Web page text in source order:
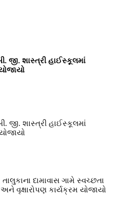
જી. શાસ્ત્રી હાઈસ્કૂલમાં
જી. શાસ્ત્રી હાઈસ્કૂલમાં
દામાવાસ ગામે સ્વચ્છતા
વૃક્ષારોપણ કાર્યક્રમ યોજાયો